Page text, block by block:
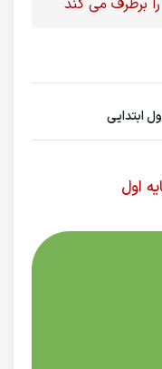
برطرف می کند
ابتدایی
اول